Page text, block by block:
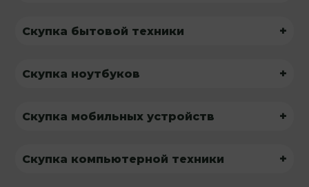
Скупка бытовой техники +
Скупка ноутбуков +
Скупка мобильных устройств +
Скупка компьютерной техники +